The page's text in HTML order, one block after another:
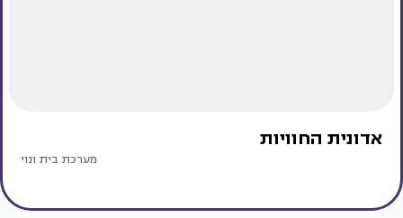
אדונית החוויות
מערכת בית ונוי